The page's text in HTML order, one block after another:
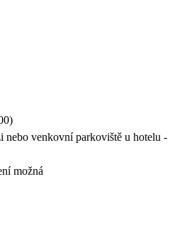
nebo venkovní parkoviště u hotelu -
možná